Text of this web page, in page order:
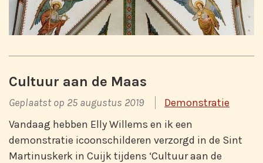
Cultuur aan de Maas
Geplaatst op 25 augustus 2019
Demonstratie
Vandaag hebben Elly Willems en ik een
demonstratie icoonschilderen verzorgd in de Sint
Martinuskerk in Cuijk tijdens ‘Cultuur aan de